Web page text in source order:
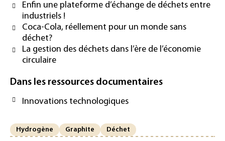
Enfin une plateforme d’échange de déchets entre
industriels !
Coca-Cola, réellement pour un monde sans
déchet?
La gestion des déchets dans l’ère de l’économie
circulaire
Dans les ressources documentaires
Innovations technologiques
Hydrogène Graphite Déchet